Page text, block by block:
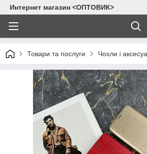
Интернет магазин <ОПТОВИК>
Товари та послуги Чохли і